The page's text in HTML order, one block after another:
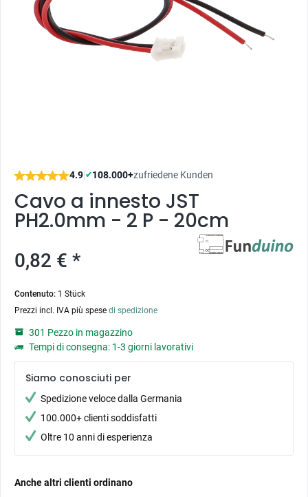
4.9|✔108.000+zufriedene Kunden
Cavo a innesto JST
PH2.0mm - 2 P - 20cm
0,82 € *
Contenuto: 1 Stück
Prezzi incl. IVA più spese di spedizione
301 Pezzo in magazzino
Tempi di consegna: 1-3 giorni lavorativi
Siamo conosciuti per
Spedizione veloce dalla Germania
100.000+ clienti soddisfatti
Oltre 10 anni di esperienza
Anche altri clienti ordinano